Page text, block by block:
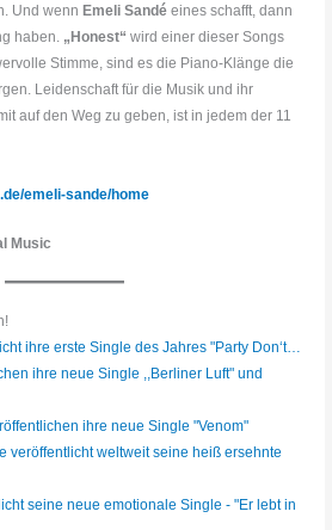
Und wennEmeli Sandé eines schafft, dann
haben. „Honest“ wird einer dieser Songs
Stimme, sind es die Piano-Klänge die
Leidenschaft für die Musik und ihr
auf den Weg zu geben, ist in jedem der 11
emeli-sande/home
Music
ihre erste Single des Jahres "Party Don‘t…
ihre neue Single ,,Berliner Luft" und
ihre neue Single "Venom"
veröffentlicht weltweit seine heiß ersehnte
seine neue emotionale Single - "Er lebt in